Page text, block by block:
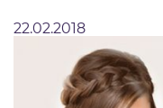
22.02.2018